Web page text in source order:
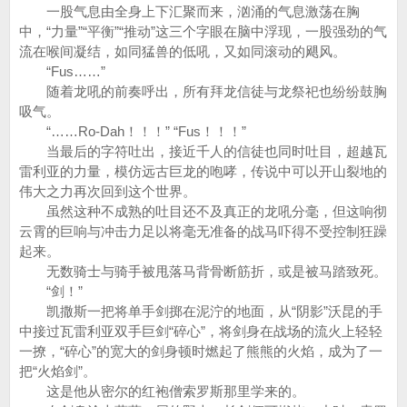
一股气息由全身上下汇聚而来，汹涌的气息激荡在胸
中，“力量”“平衡”“推动”这三个字眼在脑中浮现，一股强劲的气
流在喉间凝结，如同猛兽的低吼，又如同滚动的飓风。
“Fus……”
随着龙吼的前奏呼出，所有拜龙信徒与龙祭祀也纷纷鼓胸
吸气。
“……Ro-Dah！！！” “Fus！！！”
当最后的字符吐出，接近千人的信徒也同时吐目，超越瓦
雷利亚的力量，模仿远古巨龙的咆哮，传说中可以开山裂地的
伟大之力再次回到这个世界。
虽然这种不成熟的吐目还不及真正的龙吼分毫，但这响彻
云霄的巨响与冲击力足以将毫无准备的战马吓得不受控制狂躁
起来。
无数骑士与骑手被甩落马背骨断筋折，或是被马踏致死。
“剑！”
凯撒斯一把将单手剑掷在泥泞的地面，从“阴影”沃昆的手
中接过瓦雷利亚双手巨剑“碎心”，将剑身在战场的流火上轻轻
一撩，“碎心”的宽大的剑身顿时燃起了熊熊的火焰，成为了一
把“火焰剑”。
这是他从密尔的红袍僧索罗斯那里学来的。